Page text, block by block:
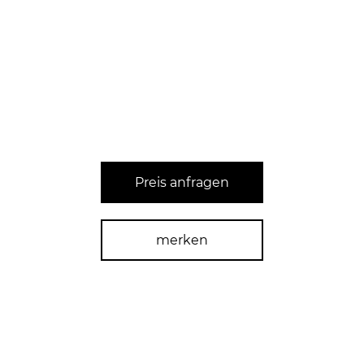
Preis anfragen
merken